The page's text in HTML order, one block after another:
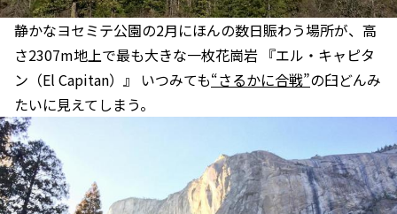
静かなヨセミテ公園の2月にほんの数日賑わう場所が、高
さ2307m地上で最も大きな一枚花崗岩 『エル・キャピタ
ン（El Capitan）』 いつみても“さるかに合戦”の臼どんみ
たいに見えてしまう。